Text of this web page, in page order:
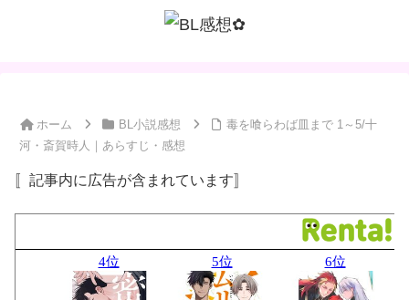
ホーム BL小説感想
毒を喰らわば皿まで 1～5/十
河・斎賀時人｜あらすじ・感想
〚記事内に広告が含まれています〛